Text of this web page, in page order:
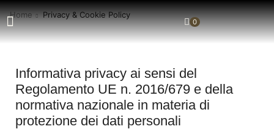
0
Home Privacy & Cookie Policy
Informativa privacy ai sensi del
Regolamento UE n. 2016/679 e della
normativa nazionale in materia di
protezione dei dati personali